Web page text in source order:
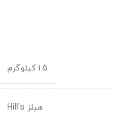
1.5 کیلوگرم
هیلز Hill's